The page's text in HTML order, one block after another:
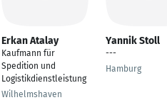
Erkan Atalay
Kaufmann für
Spedition und
Logistikdienstleistung
Wilhelmshaven
Yannik Stoll
---
Hamburg